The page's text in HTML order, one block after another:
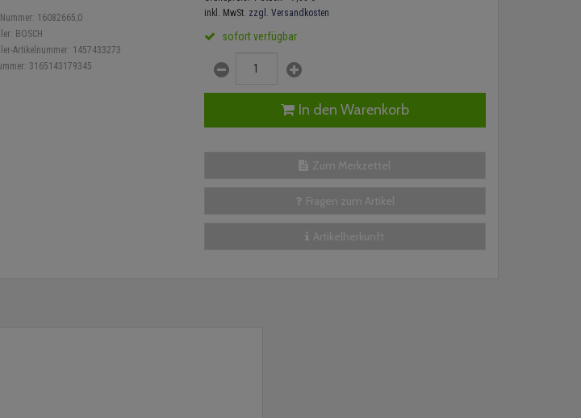
16082665;0
BOSCH
Artikelnummer: 1457433273
3165143179345
inkl. MwSt. zzgl. Versandkosten
sofort verfügbar
In den Warenkorb
Zum Merkzettel
Fragen zum Artikel
Artikelherkunft